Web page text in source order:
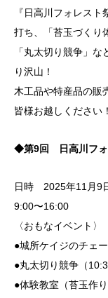
『日高川フォレス
打ち、「苔玉づくり
「丸太切り競争」
り沢山！
木工品や特産品の販
皆様お越しください
◆第9回 日高川フォ
日時 2025年11月9
9:00〜16:00
〈おもなイベント〉
●城所ケイジのチェ
●丸太切り競争（
●体験教室（苔玉作